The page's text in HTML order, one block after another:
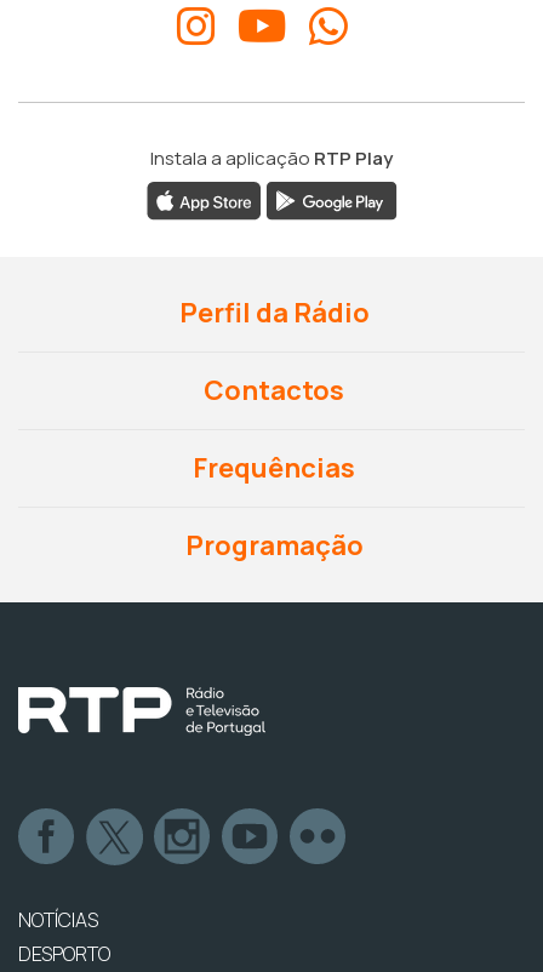
Instala a aplicação RTP Play
Perfil da Rádio
Contactos
Frequências
Programação
NOTÍCIAS
DESPORTO